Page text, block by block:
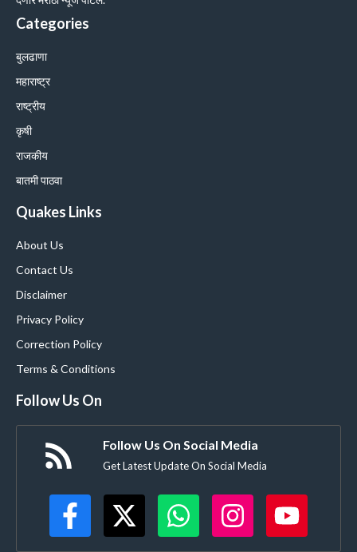
Categories
बुलढाणा
महाराष्ट्र
राष्ट्रीय
कृषी
राजकीय
बातमी पाठवा
Quakes Links
About Us
Contact Us
Disclaimer
Privacy Policy
Correction Policy
Terms & Conditions
Follow Us On
Follow Us On Social Media
Get Latest Update On Social Media